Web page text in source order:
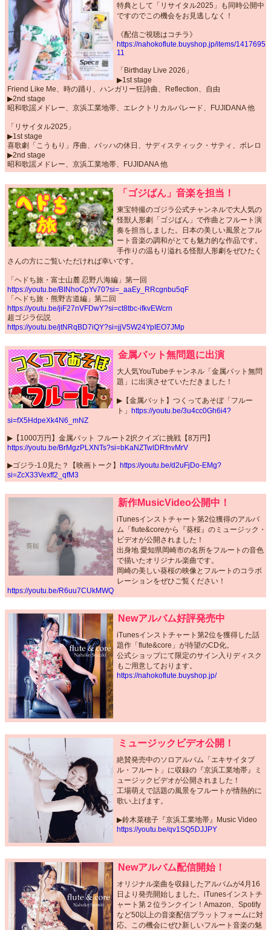
特典として「リサイタル2025」も同時公開中
ですのでこの機会をお見逃しなく！
《配信ご視聴はコチラ》
https://nahokoflute.buyshop.jp/items/1417695
11
「Birthday Live 2026」
▶︎1st stage
Friend Like Me、時の踊り、ハンガリー狂詩曲、Reflection、自由
▶︎2nd stage
昭和歌謡メドレー、京浜工業地帯、エレクトリカルパレード、FUJIDANA 他
「リサイタル2025」
▶︎1st stage
喜歌劇「こうもり」序曲、バッハの休日、サディスティック・サティ、ボレロ
▶︎2nd stage
昭和歌謡メドレー、京浜工業地帯、FUJIDANA 他
「ゴジばん」音楽を担当！
東宝特撮のゴジラ公式チャンネルで大人気の
怪獣人形劇「ゴジばん」で作曲とフルート演
奏を担当しました。日本の美しい風景とフル
ート音楽の調和がとても魅力的な作品です。
手作りの温もり溢れる怪獣人形劇をぜひたく
さんの方にご覧いただければ幸いです。
「ヘドち旅・富士山麓 忍野八海編」第一回
https://youtu.be/BINhoCpYv70?si=_aaEy_RRcgnbu5qF
「ヘドち旅・熊野古道編」第二回
https://youtu.be/jiF27nVFDwY?si=ct8tbc-ifkvEWcrn
超ゴジラ伝説
https://youtu.be/jtNRqBD7iQY?si=jjV5W24YpIEO7JMp
金属バット無問題に出演
大人気YouTubeチャンネル「金属バット無問
題」に出演させていただきました！
▶︎【金属バット】つくってあそぼ「フルー
ト」 https://youtu.be/3u4cc0Gh6i4?
si=fX5HdpeXk4N6_mNZ
▶︎【1000万円】金属バット フルート2択クイズに挑戦【8万円】
https://youtu.be/BrMgzPLXNTs?si=bKaNZTwlDRfnvMrV
▶︎ゴジラ-1.0見た？【映画トーク】 https://youtu.be/d2uFjDo-EMg?
si=ZcX33Vexff2_qfM3
新作MusicVideo公開中！
iTunesインストチャート第2位獲得のアルバ
ム「flute&coreから『葵桜』のミュージック・
ビデオが公開されました！
出身地 愛知県岡崎市の名所をフルートの音色
で描いたオリジナル楽曲です。
岡崎の美しい葵桜の映像とフルートのコラボ
レーションをぜひご覧ください！
https://youtu.be/R6uu7CUkMWQ
Newアルバム好評発売中
iTunesインストチャート第2位を獲得した話
題作「flute&core」が待望のCD化。
公式ショップにて限定のサイン入りディスク
もご用意しております。
https://nahokoflute.buyshop.jp/
ミュージックビデオ公開！
絶賛発売中のソロアルバム「エキサイタブ
ル・フルート」に収録の『京浜工業地帯』ミ
ュージックビデオが公開されました！
工場萌えで話題の風景をフルートが情熱的に
歌い上げます。
▶︎鈴木菜穂子『京浜工業地帯』Music Video
https://youtu.be/qv1SQ5DJJPY
Newアルバム配信開始！
オリジナル楽曲を収録したアルバムが4月16
日より発売開始しました。iTunesインストチ
ャート第２位ランクイン！Amazon、Spotify
など50以上の音楽配信プラットフォームに対
応。この機会にぜひ新しいフルート音楽の魅